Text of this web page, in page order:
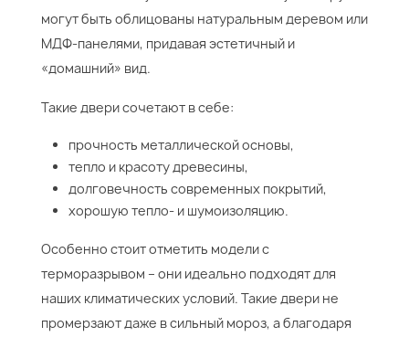
могут быть облицованы натуральным деревом или
МДФ-панелями, придавая эстетичный и
«домашний» вид.
Такие двери сочетают в себе:
прочность металлической основы,
тепло и красоту древесины,
долговечность современных покрытий,
хорошую тепло- и шумоизоляцию.
Особенно стоит отметить модели с
терморазрывом – они идеально подходят для
наших климатических условий. Такие двери не
промерзают даже в сильный мороз, а благодаря